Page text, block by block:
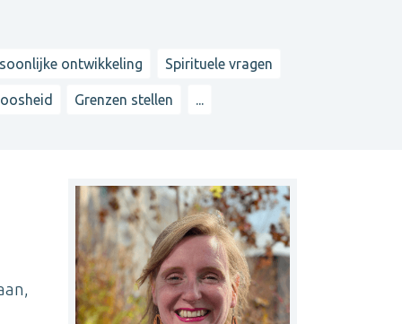
ontwikkeling Spirituele vragen
Grenzen stellen ...